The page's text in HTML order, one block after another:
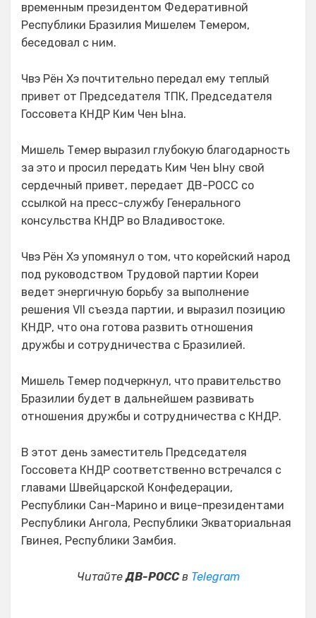
временным президентом Федеративной
Республики Бразилия Мишелем Темером,
беседовал с ним.
Чвэ Рён Хэ почтительно передал ему теплый
привет от Председателя ТПК, Председателя
Госсовета КНДР Ким Чен Ына.
Мишель Темер выразил глубокую благодарность
за это и просил передать Ким Чен Ыну свой
сердечный привет, передает ДВ-РОСС со
ссылкой на пресс-службу Генерального
консульства КНДР во Владивостоке.
Чвэ Рён Хэ упомянул о том, что корейский народ
под руководством Трудовой партии Кореи
ведет энергичную борьбу за выполнение
решения VII съезда партии, и выразил позицию
КНДР, что она готова развить отношения
дружбы и сотрудничества с Бразилией.
Мишель Темер подчеркнул, что правительство
Бразилии будет в дальнейшем развивать
отношения дружбы и сотрудничества с КНДР.
В этот день заместитель Председателя
Госсовета КНДР соответственно встречался с
главами Швейцарской Конфедерации,
Республики Сан-Марино и вице-президентами
Республики Ангола, Республики Экваториальная
Гвинея, Республики Замбия.
ЧитайтеДВ-РОССв Telegram